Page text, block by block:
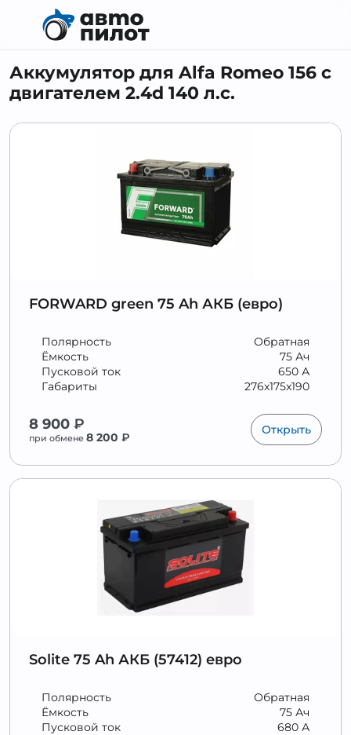
Аккумулятор для Alfa Romeo 156 с
двигателем 2.4d 140 л.c.
FORWARD green 75 Ah АКБ (евро)
Обратная
Полярность
75 Ач
Ёмкость
650 А
Пусковой ток
276x175x190
Габариты
8 900 ₽
при обмене 8 200 ₽
Открыть
Solite 75 Ah АКБ (57412) евро
Обратная
Полярность
75 Ач
Ёмкость
680 А
Пусковой ток